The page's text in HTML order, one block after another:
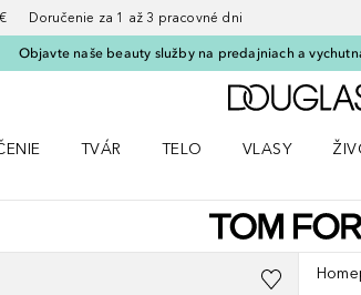
Doručenie za 1 až 3 pracovné dni
Objavte naše beauty služby na predajniach a
TVÁR
TELO
VLASY